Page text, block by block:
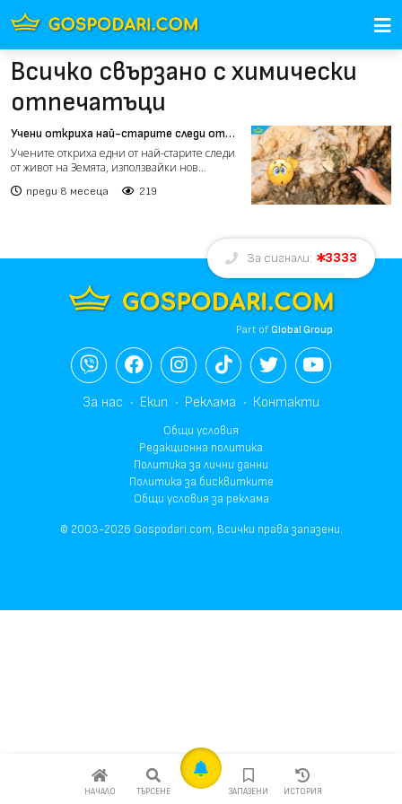
Всичко свързано с химически
отпечатъци
Учени откриха най-старите следи от
живот: нов метод връща биологичната
история 3,3 млрд. години назад
Учените откриха едни от най-старите следи
от живот на Земята, използвайки нов
преди 8 месеца 219
НАЧАЛО ТЪРСЕНЕ ЗАПАЗЕНИ ИСТОРИЯ
За сигнали: 3333
Part ofGlobal Group
За нас Екип Реклама Контакти
Общи условия
Редакционна политика
Политика за лични данни
Политика за бисквитките
Общи условия за реклама
© 2003-2026 Gospodari.com, Всички права запазени.